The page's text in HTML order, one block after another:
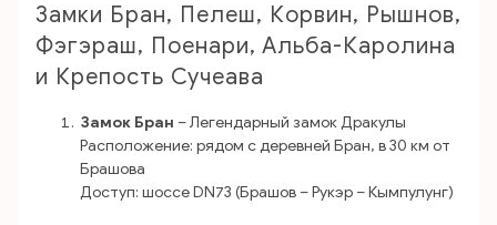
Замки Бран, Пелеш, Корвин, Рышнов,
Фэгэраш, Поенари, Альба-Каролина
и Крепость Сучеава
Замок Бран – Легендарный замок Дракулы
Расположение: рядом с деревней Бран, в 30 км от
Брашова
Доступ: шоссе DN73 (Брашов – Рукэр – Кымпулунг)